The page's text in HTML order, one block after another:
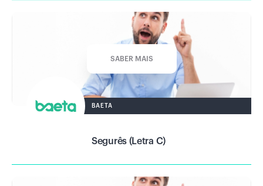
BAETA
SABER MAIS
Segurês (Letra C)